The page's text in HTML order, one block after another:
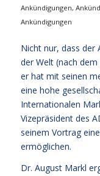
Ankündigungen,
Ankündigungen
Nicht nur, dass der
der Welt (nach
er hat mit seinen
eine hohe
Internationalen
Vizepräsident des
seinem Vortrag
ermöglichen.
Dr. August Markl